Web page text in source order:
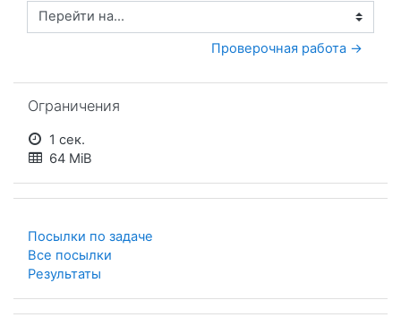
Перейти на...
Проверочная работа →
Ограничения
1 сек.
64 MiB
Посылки по задаче
Все посылки
Результаты